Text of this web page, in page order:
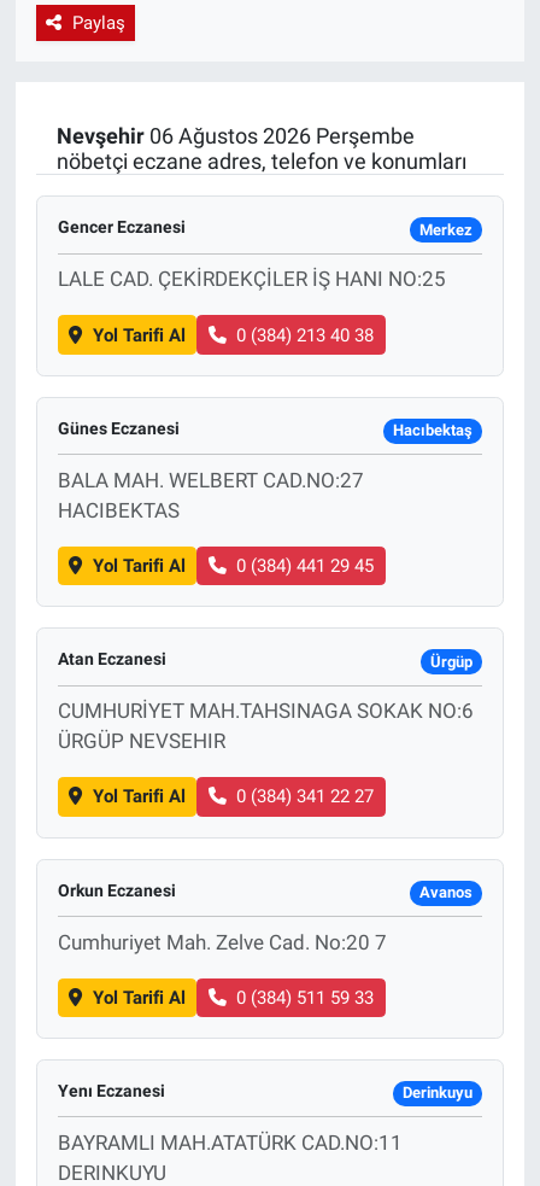
Paylaş
Nevşehir06 Ağustos 2026 Perşembe
nöbetçi eczane adres, telefon ve konumları
Gencer Eczanesi Merkez
LALE CAD. ÇEKİRDEKÇİLER İŞ HANI NO:25
Yol Tarifi Al 0 (384) 213 40 38
Günes Eczanesi Hacıbektaş
BALA MAH. WELBERT CAD.NO:27
HACIBEKTAS
Yol Tarifi Al 0 (384) 441 29 45
Atan Eczanesi Ürgüp
CUMHURİYET MAH.TAHSINAGA SOKAK NO:6
ÜRGÜP NEVSEHIR
Yol Tarifi Al 0 (384) 341 22 27
Orkun Eczanesi Avanos
Cumhuriyet Mah. Zelve Cad. No:20 7
Yol Tarifi Al 0 (384) 511 59 33
Yenı Eczanesi Derinkuyu
BAYRAMLI MAH.ATATÜRK CAD.NO:11
DERINKUYU
EndüstriST
Endüstri 4.0 Uygulamaları
Ağır Sanayi Çözümleri